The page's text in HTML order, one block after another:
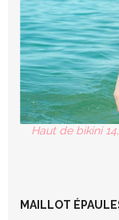
Haut de bikini
MAILLOT